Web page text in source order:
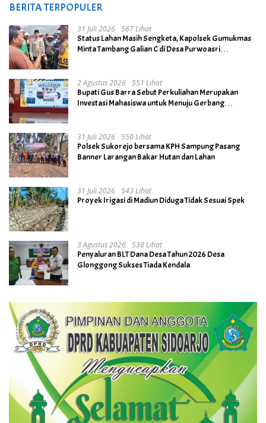
BERITA TERPOPULER
31 Juli 2026 567 Lihat
Status Lahan Masih Sengketa, Kapolsek Gumukmas
Minta Tambang Galian C di Desa Purwoasri
2 Agustus 2026 551 Lihat
Bupati Gus Barra Sebut Perkuliahan Merupakan
Investasi Mahasiswa untuk Menuju Gerbang
31 Juli 2026 550 Lihat
Polsek Sukorejo bersama KPH Sampung Pasang
Banner Larangan Bakar Hutan dan Lahan
31 Juli 2026 543 Lihat
Proyek Irigasi di Madiun Diduga Tidak Sesuai Spek
3 Agustus 2026 538 Lihat
Penyaluran BLT Dana Desa Tahun 2026 Desa
Glonggong Sukses Tiada Kendala